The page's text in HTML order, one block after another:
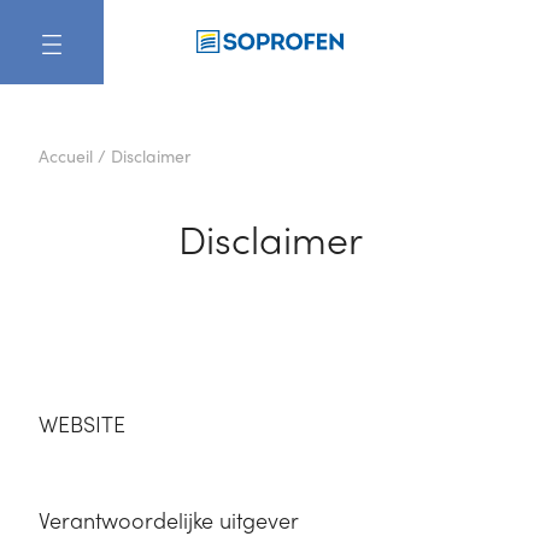
Accueil/ Disclaimer
Disclaimer
WEBSITE
Verantwoordelijke uitgever